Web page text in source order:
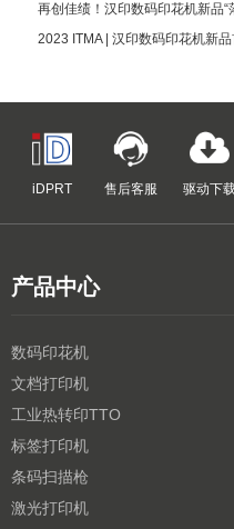
再创佳绩！汉印数码印花机新品“
2023 ITMA | 汉印数码印花机新
iDPRT 售后客服 驱动下
产品中心
数码印花机
文档打印机
工业热转印TTO
标签打印机
条码扫描枪
激光打印机